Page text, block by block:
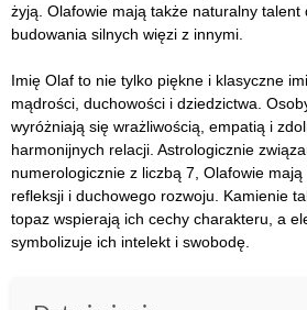
żyją. Olafowie mają także naturalny talent
budowania silnych więzi z innymi.
Imię Olaf to nie tylko piękne i klasyczne
mądrości, duchowości i dziedzictwa.
wyróżniają się wrażliwością, empatią i
harmonijnych relacji. Astrologicznie
numerologicznie z liczbą 7, Olafowie
refleksji i duchowego rozwoju. Kamienie
topaz wspierają ich cechy charakteru, a
symbolizuje ich intelekt i swobodę.